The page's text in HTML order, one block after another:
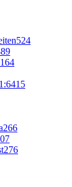
524
164
15
266
276